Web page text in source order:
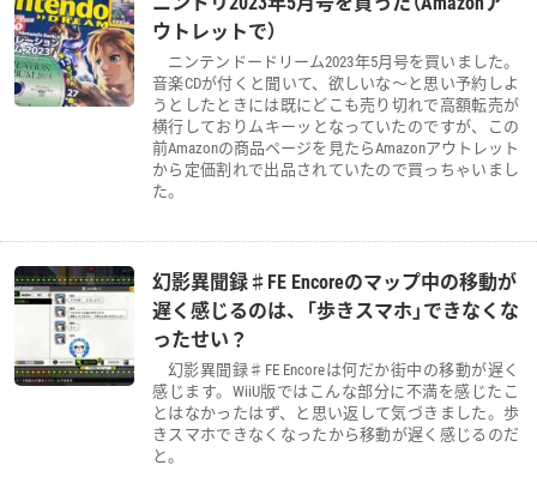
ウトレットで）
ニンテンドードリーム2023年5月号を買いました。
音楽CDが付くと聞いて、欲しいな～と思い予約しよ
うとしたときには既にどこも売り切れで高額転売が
横行しておりムキーッとなっていたのですが、この
前Amazonの商品ページを見たらAmazonアウトレット
から定価割れで出品されていたので買っちゃいまし
た。
幻影異聞録♯FE Encoreのマップ中の移動が
遅く感じるのは、「歩きスマホ」できなくな
ったせい？
幻影異聞録♯FE Encoreは何だか街中の移動が遅く
感じます。WiiU版ではこんな部分に不満を感じたこ
とはなかったはず、と思い返して気づきました。歩
きスマホできなくなったから移動が遅く感じるのだ
と。